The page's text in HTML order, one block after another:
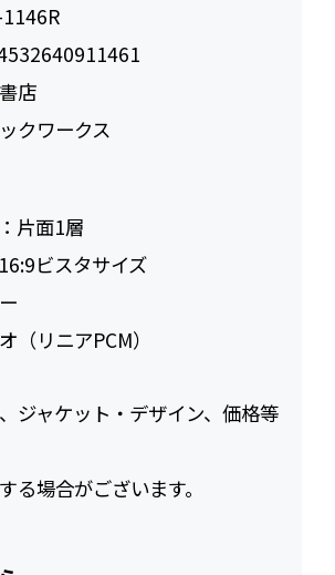
店
クワークス
片面1層
16:9ビスタサイズ
（リニアPCM）
ジャケット・デザイン、価格等
る場合がございます。